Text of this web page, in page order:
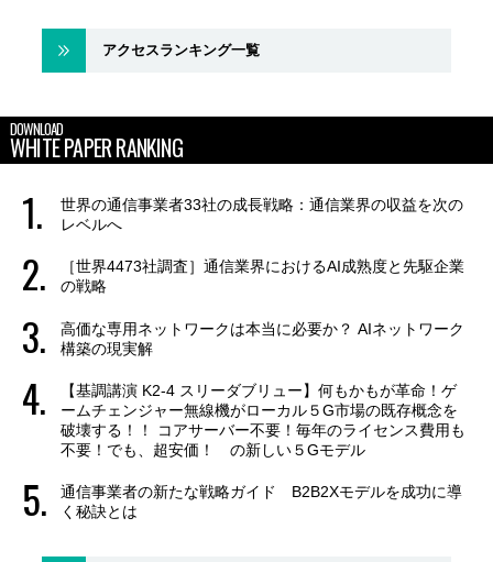
アクセスランキング一覧
DOWNLOAD
WHITE PAPER RANKING
世界の通信事業者33社の成長戦略：通信業界の収益を次の
レベルへ
［世界4473社調査］通信業界におけるAI成熟度と先駆企業
の戦略
高価な専用ネットワークは本当に必要か？ AIネットワーク
構築の現実解
【基調講演 K2-4 スリーダブリュー】何もかもが革命！ゲ
ームチェンジャー無線機がローカル５G市場の既存概念を
破壊する！！ コアサーバー不要！毎年のライセンス費用も
不要！でも、超安価！ の新しい５Gモデル
通信事業者の新たな戦略ガイド B2B2Xモデルを成功に導
く秘訣とは